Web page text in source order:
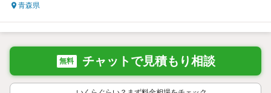
青森県
無料 チャットで見積もり相談